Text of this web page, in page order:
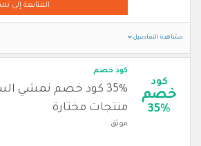
المتابعة إلى
مشاهدة التفاصيل
كود
خصم
35%
كود خصم
35% كود خصم نمشي
منتجات مختارة
موثق